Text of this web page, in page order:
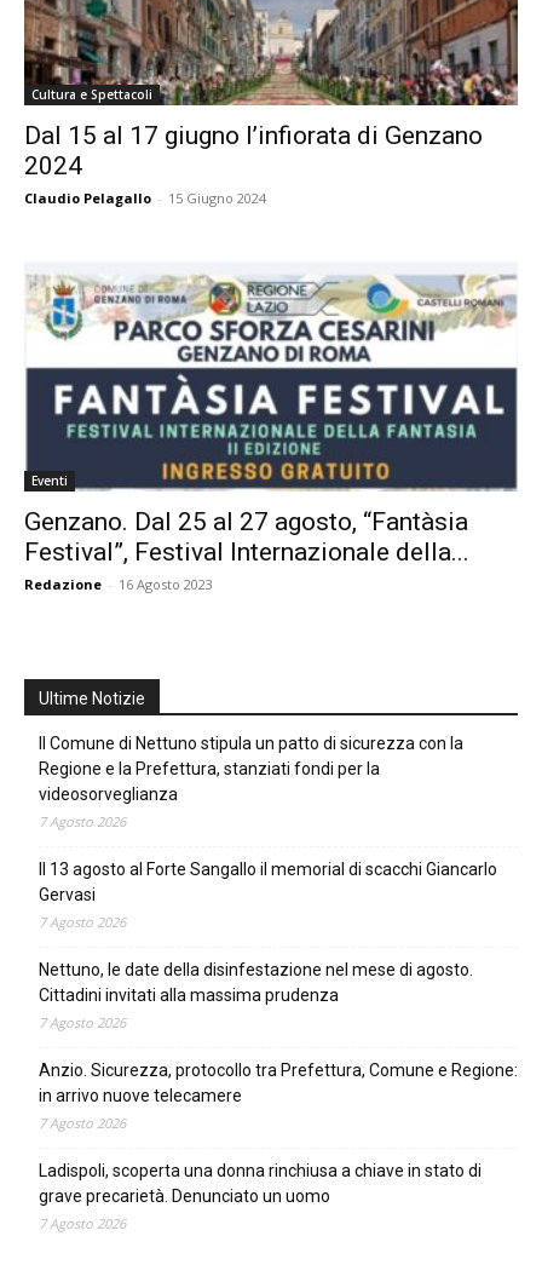
Cultura e Spettacoli
Dal 15 al 17 giugno l’infiorata di Genzano
2024
Claudio Pelagallo - 15 Giugno 2024
Eventi
Genzano. Dal 25 al 27 agosto, “Fantàsia
Festival”, Festival Internazionale della...
Redazione - 16 Agosto 2023
Ultime Notizie
Il Comune di Nettuno stipula un patto di sicurezza con la
Regione e la Prefettura, stanziati fondi per la
videosorveglianza
7 Agosto 2026
Il 13 agosto al Forte Sangallo il memorial di scacchi Giancarlo
Gervasi
7 Agosto 2026
Nettuno, le date della disinfestazione nel mese di agosto.
Cittadini invitati alla massima prudenza
7 Agosto 2026
Anzio. Sicurezza, protocollo tra Prefettura, Comune e Regione:
in arrivo nuove telecamere
7 Agosto 2026
Ladispoli, scoperta una donna rinchiusa a chiave in stato di
grave precarietà. Denunciato un uomo
7 Agosto 2026